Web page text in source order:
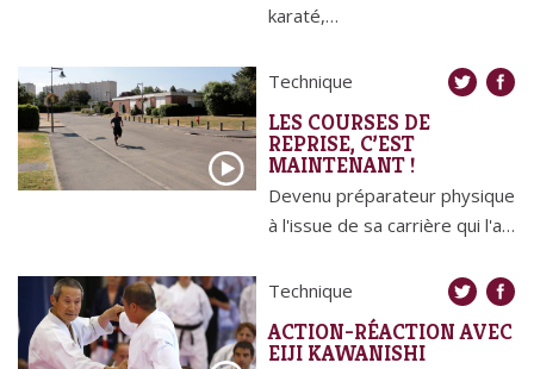
karaté,…
Technique
LES COURSES DE
REPRISE, C’EST
MAINTENANT !
Devenu préparateur physique
à l'issue de sa carrière qui l'a…
Technique
ACTION-RÉACTION AVEC
EIJI KAWANISHI